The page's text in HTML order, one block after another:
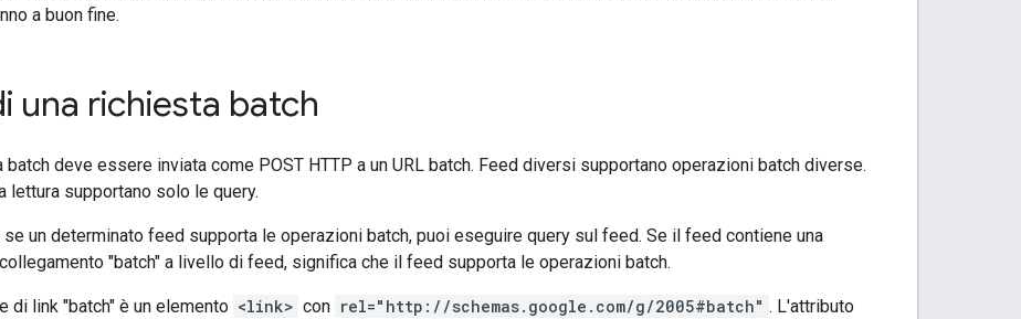
a buon fine.
una richiesta batch
batch deve essere inviata come POST HTTP a un URL batch. Feed diversi supportano operazioni batch diverse.
lettura supportano solo le query.
se un determinato feed supporta le operazioni batch, puoi eseguire query sul feed. Se il feed contiene una
collegamento "batch" a livello di feed, significa che il feed supporta le operazioni batch.
di link "batch" è un elemento <link> con rel="http://schemas.google.com/g/2005#batch" . L'attributo